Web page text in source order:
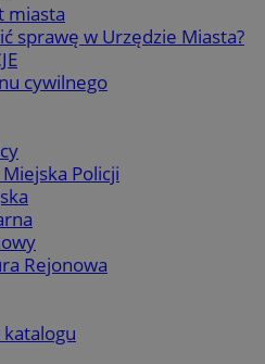
miasta
sprawę w Urzędzie Miasta?
cywilnego
Policji
Rejonowa